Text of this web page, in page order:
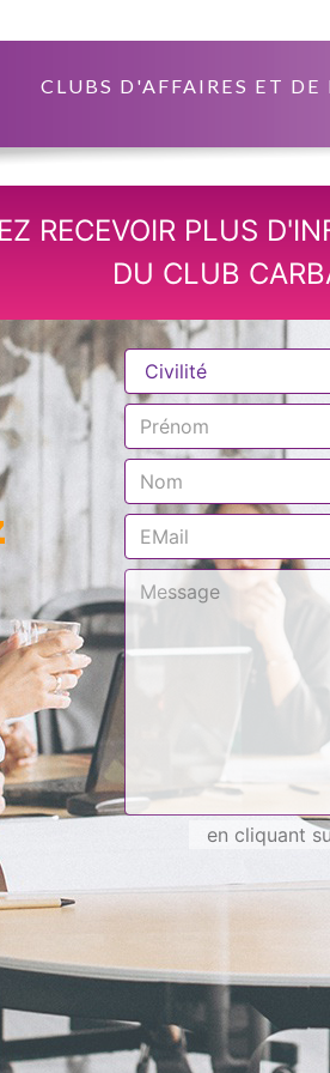
CLUBS D'AFFAIRES ET
RECEVOIR PLUS
DU CLUB
en cliquant